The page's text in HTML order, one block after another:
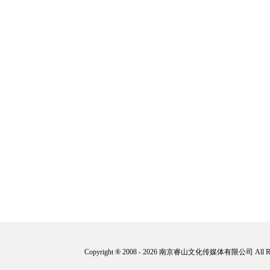
Copyright ® 2008 - 2026 南京睿山文化传媒体有限公司 All